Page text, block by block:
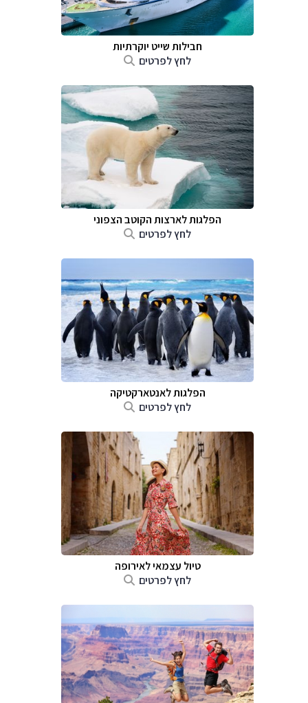
חבילות שייט יוקרתיות
לחץ לפרטים
הפלגות לארצות הקוטב הצפוני
לחץ לפרטים
הפלגות לאנטארקטיקה
לחץ לפרטים
טיול עצמאי לאירופה
לחץ לפרטים